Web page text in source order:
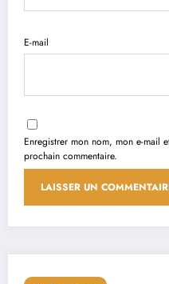
E-mail
Enregistrer mon nom, mon e-mail
prochain commentaire.